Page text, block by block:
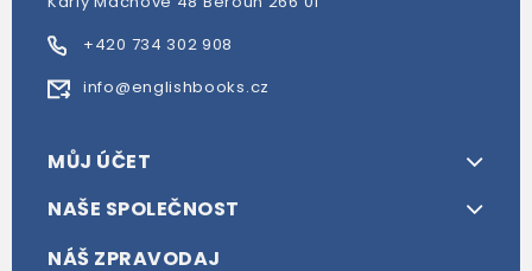
+420 734 302 908
info@englishbooks.cz
MŮJ ÚČET
NAŠE SPOLEČNOST
NÁŠ ZPRAVODAJ